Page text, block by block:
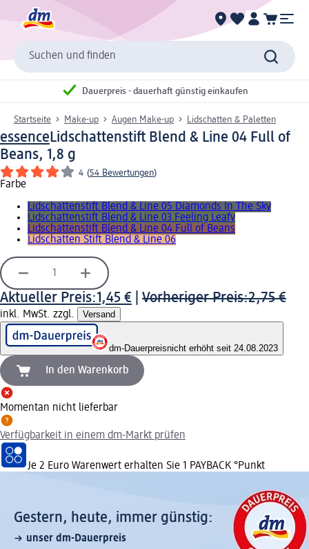
Suchen und finden
Dauerpreis - dauerhaft günstig einkaufen
Startseite Make-up Augen Make-up Lidschatten & Paletten
essenceLidschattenstift Blend & Line 04 Full of
Beans, 1,8 g
4 (54 Bewertungen)
Farbe
Lidschattenstift Blend & Line 05 Diamonds In The Sky
Lidschattenstift Blend & Line 03 Feeling Leafy
Lidschattenstift Blend & Line 04 Full of Beans
Lidschatten Stift Blend & Line 06
Aktueller Preis:1,45 € Vorheriger Preis:2,75 €
inkl. MwSt. zzgl. Versand
dm-Dauerpreisnicht erhöht seit 24.08.2023
In den Warenkorb
Momentan nicht lieferbar
Verfügbarkeit in einem dm-Markt prüfen
Je 2 Euro Warenwert erhalten Sie 1 PAYBACK °Punkt
Gestern, heute, immer günstig:
unser dm-Dauerpreis